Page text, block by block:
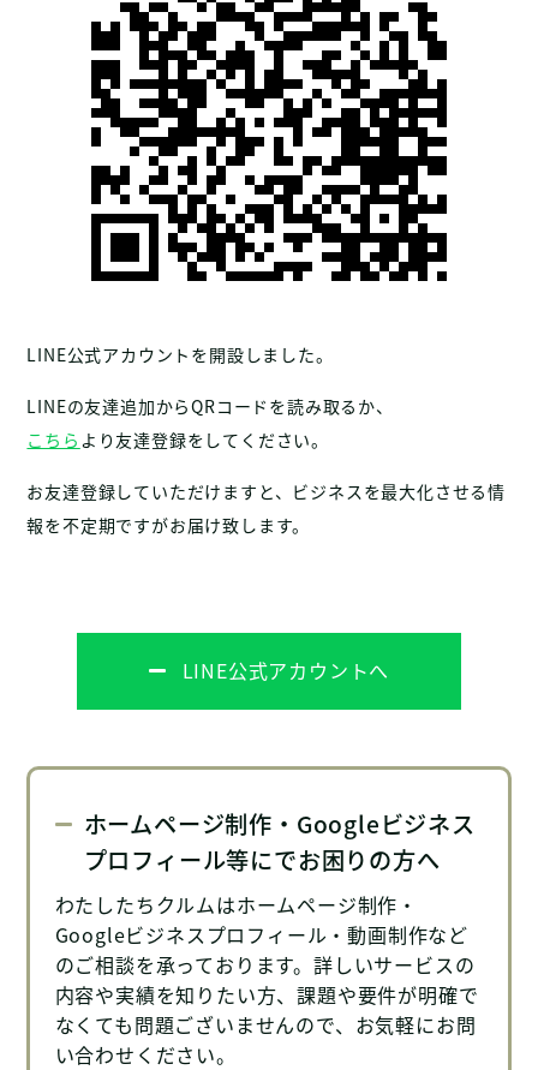
LINE公式アカウントを開設しました。
LINEの友達追加からQRコードを読み取るか、
こちら より友達登録をしてください。
お友達登録していただけますと、ビジネスを最大化させる情
報を不定期ですがお届け致します。
LINE公式アカウントへ
ホームページ制作・Googleビジネス
プロフィール等にでお困りの方へ
わたしたちクルムはホームページ制作・
Googleビジネスプロフィール・動画制作など
のご相談を承っております。詳しいサービスの
内容や実績を知りたい方、課題や要件が明確で
なくても問題ございませんので、お気軽にお問
い合わせください。